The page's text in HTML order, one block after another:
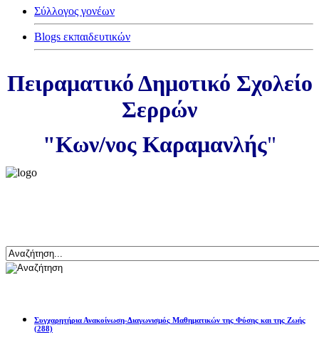
Σύλλογος γονέων
Blogs εκπαιδευτικών
Πειραματικό Δημοτικό Σχολείο
Σερρών
"Κων/νος Καραμανλής"
Συγχαρητήρια Ανακοίνωση-Διαγωνισμός Μαθηματικών της Φύσης και της Ζωής
(288)